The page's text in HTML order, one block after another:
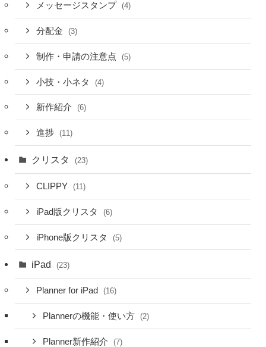
メッセージスタンプ (4)
分配金 (3)
制作・申請の注意点 (5)
小技・小ネタ (4)
新作紹介 (6)
進捗 (11)
クリスタ (23)
CLIPPY (11)
iPad版クリスタ (6)
iPhone版クリスタ (5)
iPad (23)
Planner for iPad (16)
Plannerの機能・使い方 (2)
Planner新作紹介 (7)